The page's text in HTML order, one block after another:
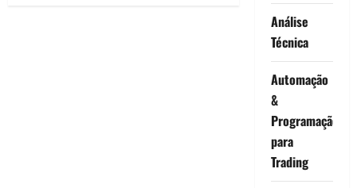
Análise
Técnica
Automação
&
Programação
para
Trading